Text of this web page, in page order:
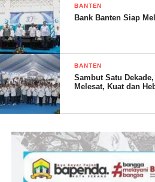
baik sehingga warga desa pemilik
merasa keberatan lahan tanah nya
4. CV MBR telah menyalahi
undang nomor : 4 Tahun 2009
yaitu :
A. ayat ( 1 ) Pemegang IUP atau
kegiatan operasi produksi, wajib
dengan pemegang hak sesuai
undangan yang berlaku.
B. ayat ( 2 ) Penyelesaian hak atas
secara bertahap sesuai dengan
pemegang IUP atau IUPK
BANTEN
Bank Banten Siap
BANTEN
Sambut Satu
Melesat, Kuat dan